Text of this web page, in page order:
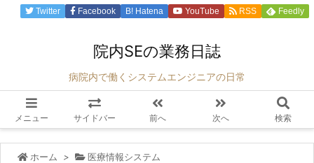
院内SEの業務日誌
病院内で働くシステムエンジニアの日常
メニュー サイドバー 前へ 次へ 検索
Twitter Facebook B! Hatena YouTube RSS Feedly
ホーム > 医療情報システム